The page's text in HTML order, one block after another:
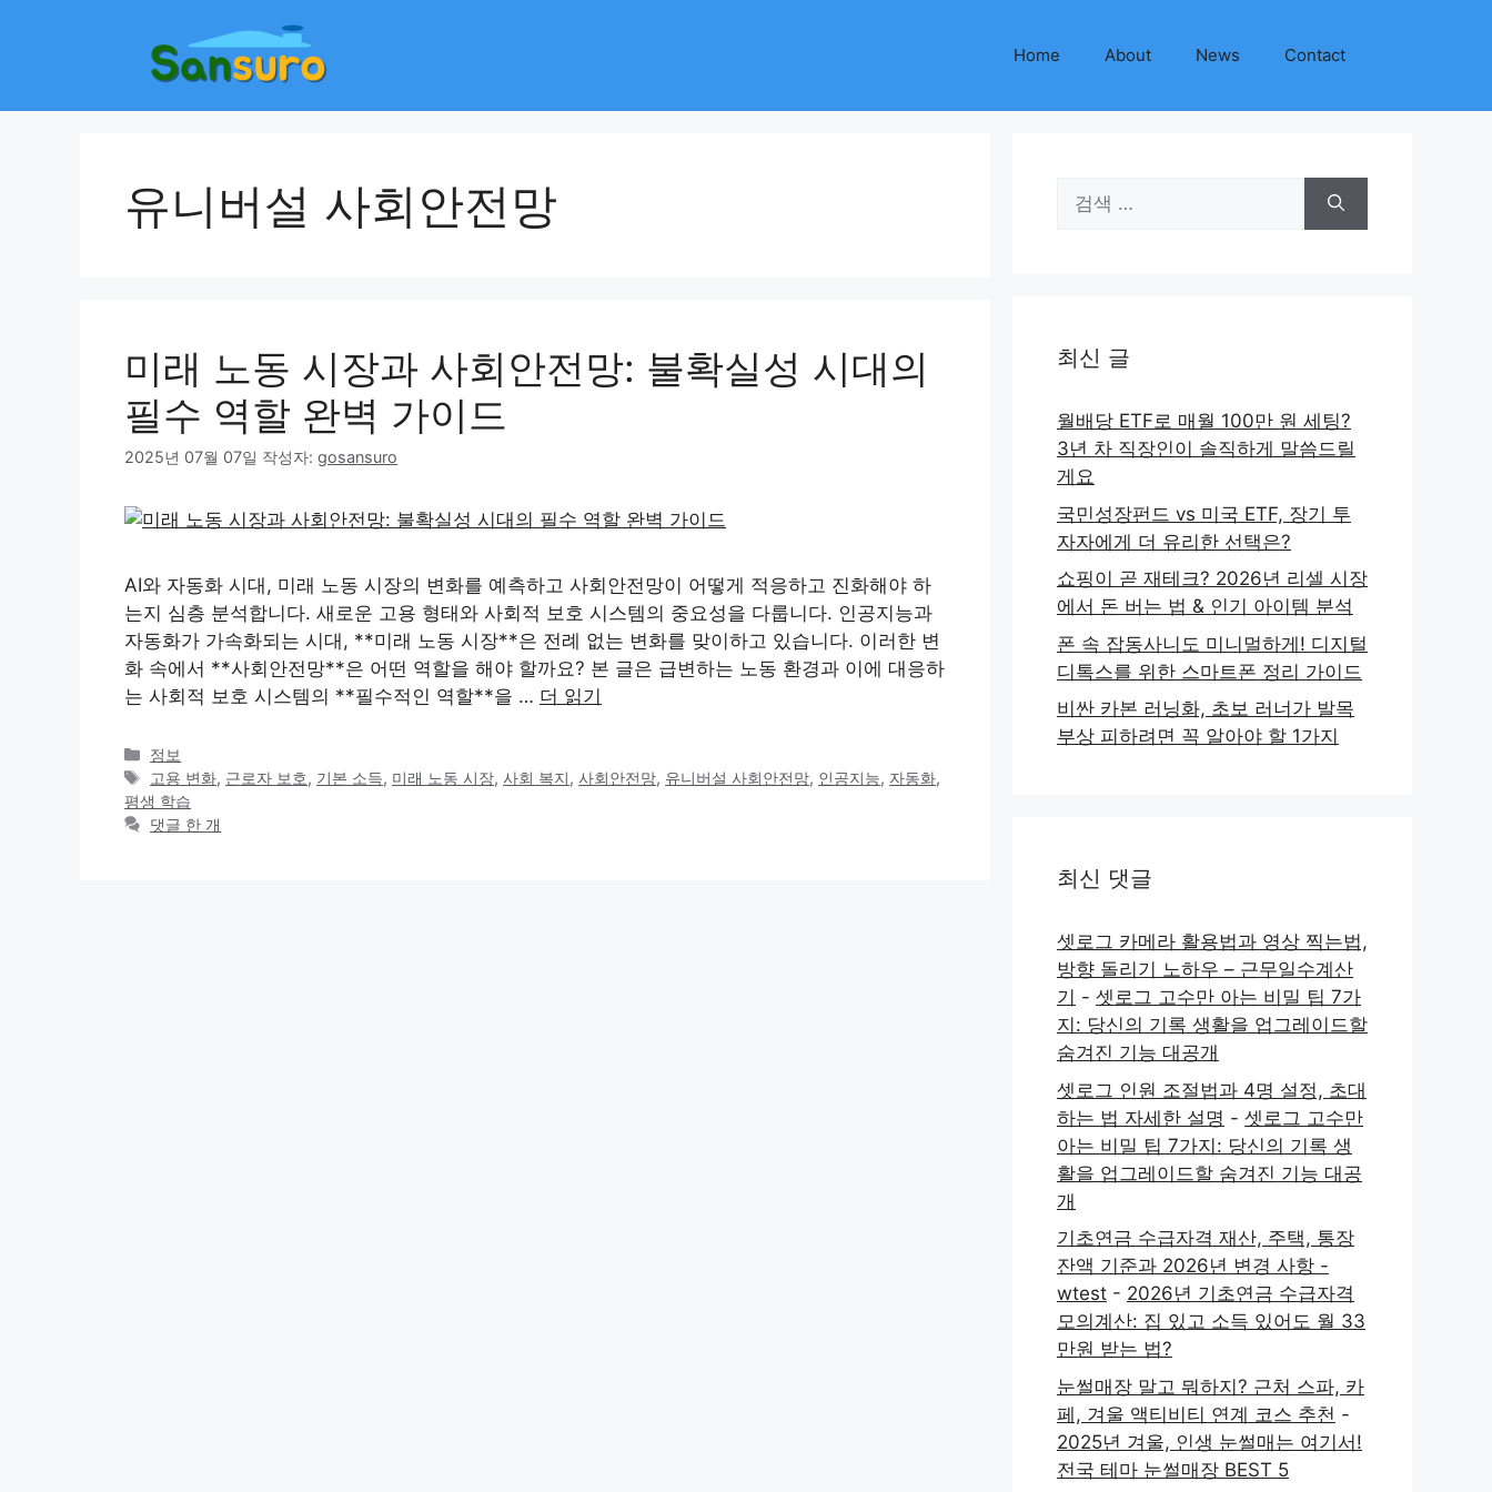
Home About News Contact
유니버설 사회안전망
미래 노동 시장과 사회안전망: 불확실성 시대의
필수 역할 완벽 가이드
2025년 07월 07일 작성자: gosansuro
AI와 자동화 시대, 미래 노동 시장의 변화를 예측하고 사회안전망이 어떻게 적응하고 진화해야 하
는지 심층 분석합니다. 새로운 고용 형태와 사회적 보호 시스템의 중요성을 다룹니다. 인공지능과
자동화가 가속화되는 시대, **미래 노동 시장**은 전례 없는 변화를 맞이하고 있습니다. 이러한 변
화 속에서 **사회안전망**은 어떤 역할을 해야 할까요? 본 글은 급변하는 노동 환경과 이에 대응하
는 사회적 보호 시스템의 **필수적인 역할**을 … 더 읽기
카
테
고
리
정보
태
그
고용 변화, 근로자 보호, 기본 소득, 미래 노동 시장,사회 복지,사회안전망, 유니버설 사회안전망, 인공지능, 자동화,
평생 학습
댓글 한 개
색:
최신 글
월배당 ETF로 매월 100만 원 세팅?
3년 차 직장인이 솔직하게 말씀드릴
게요
국민성장펀드 vs 미국 ETF, 장기 투
자자에게 더 유리한 선택은?
쇼핑이 곧 재테크? 2026년 리셀 시장
에서 돈 버는 법 & 인기 아이템 분석
폰 속 잡동사니도 미니멀하게! 디지털
디톡스를 위한 스마트폰 정리 가이드
비싼 카본 러닝화, 초보 러너가 발목
부상 피하려면 꼭 알아야 할 1가지
최신 댓글
셋로그 카메라 활용법과 영상 찍는법,
방향 돌리기 노하우 – 근무일수계산
기 - 셋로그 고수만 아는 비밀 팁 7가
지: 당신의 기록 생활을 업그레이드할
숨겨진 기능 대공개
셋로그 인원 조절법과 4명 설정, 초대
하는 법 자세한 설명 - 셋로그 고수만
아는 비밀 팁 7가지: 당신의 기록 생
활을 업그레이드할 숨겨진 기능 대공
개
기초연금 수급자격 재산, 주택, 통장
잔액 기준과 2026년 변경 사항 -
wtest - 2026년 기초연금 수급자격
모의계산: 집 있고 소득 있어도 월 33
만원 받는 법?
눈썰매장 말고 뭐하지? 근처 스파, 카
페, 겨울 액티비티 연계 코스 추천 -
2025년 겨울, 인생 눈썰매는 여기서!
전국 테마 눈썰매장 BEST 5